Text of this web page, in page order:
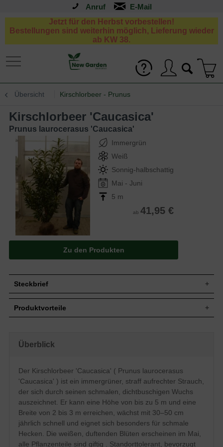
Anruf
Jetzt für den Herbst vorbestellen!
Bestellungen sind weiterhin möglich, Lieferung wieder
ab KW 38.
Übersicht Kirschlorbeer - Prunus
Kirschlorbeer 'Caucasica'
Prunus laurocerasus 'Caucasica'
Immergrün
Weiß
Sonnig-halbschattig
Mai - Juni
5 m
ab 41,95 €
Zu den Produkten
Steckbrief
Zuwachs
Wuchsform
Frucht
Tiefschwarze erbsengroße Steinfrüchte,
nicht zum Verzehr geeignet
Blüte
Weiß, duftend, im Mai
Blütezeit
Mai - Juni
Boden
Relativ anspruchslos, bevorzugt den
frischen, durchlässigen Untergrund,
Staunässe vermeiden
Standort
Sonnig bis schattig
Produktvorteile
gut schnittverträglich
straff-schmalwüchsig
optimal für schmale und hohe Hecken
bis 5 m
verträgt keine Staunässe
solide frosthart
regelmäßiger Beschnitt nötig
Überblick
Der Kirschlorbeer 'Caucasica' ( Prunus laurocerasus
'Caucasica' ) ist ein immergrüner, straff aufrechter Strauch,
der sich durch seinen schmalen, dichtbuschigen Wuchs
auszeichnet. Er kann eine Höhe von bis zu 5 m und eine
Breite von 2 bis 3 m erreichen, wächst mit 30–50 cm
jährlich schnell und eignet sich besonders für schmale
Hecken. Die weißen, duftenden Blüten erscheinen im Mai,
alle Pflanzenteile sind giftig . Standorttolerant, bevorzugt